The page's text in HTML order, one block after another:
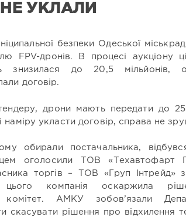
УКЛАЛИ
безпеки Одеської
FPV-дронів. В процесі аукціону
знизилася до 20,5 мільйонів,
договір.
дрони мають передати до 25
укласти договір, справа не
обирали постачальника,
оголосили ТОВ «Техавтофарт
торгів – ТОВ «Груп Інтрейд»
цього компанія оскаржила
комітет. АМКУ зобов’язали
скасувати рішення про відхилення